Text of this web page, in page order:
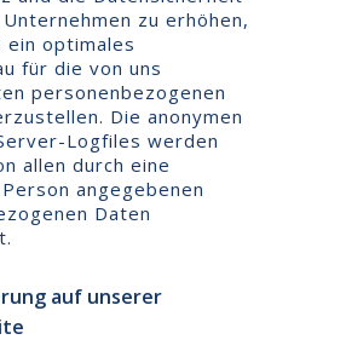
zu erhöhen,
ein optimales
für die von uns
personenbezogenen
Die anonymen
Logfiles werden
allen durch eine
angegebenen
Daten
auf unserer